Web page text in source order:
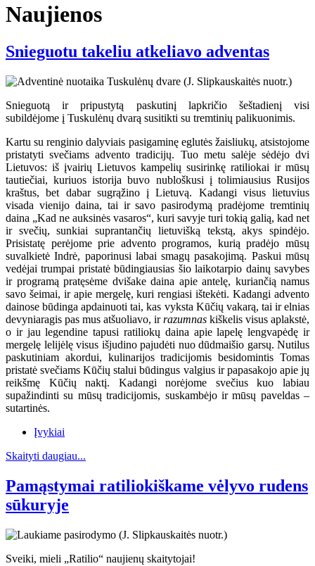
Naujienos
Snieguotu takeliu atkeliavo adventas
Snieguotą ir pripustytą paskutinį lapkričio šeštadienį visi
subildėjome į Tuskulėnų dvarą susitikti su tremtinių palikuonimis.
Kartu su renginio dalyviais pasigaminę eglutės žaisliukų, atsistojome
pristatyti svečiams advento tradicijų. Tuo metu salėje sėdėjo dvi
Lietuvos: iš įvairių Lietuvos kampelių susirinkę ratiliokai ir mūsų
tautiečiai, kuriuos istorija buvo nubloškusi į tolimiausius Rusijos
kraštus, bet dabar sugrąžino į Lietuvą. Kadangi visus lietuvius
visada vienijo daina, tai ir savo pasirodymą pradėjome tremtinių
daina „Kad ne auksinės vasaros“, kuri savyje turi tokią galią, kad net
ir svečių, sunkiai suprantančių lietuvišką tekstą, akys spindėjo.
Prisistatę perėjome prie advento programos, kurią pradėjo mūsų
suvalkietė Indrė, paporinusi labai smagų pasakojimą. Paskui mūsų
vedėjai trumpai pristatė būdingiausias šio laikotarpio dainų savybes
ir programą pratęsėme dvišake daina apie antelę, kuriančią namus
savo šeimai, ir apie mergelę, kuri rengiasi ištekėti. Kadangi advento
dainose būdinga apdainuoti tai, kas vyksta Kūčių vakarą, tai ir elnias
devyniaragis pas mus atšuoliavo, irrazumnas kiškelis visus aplakstė,
o ir jau legendine tapusi ratiliokų daina apie lapelę lengvapėdę ir
mergelę lelijėlę visus išjudino pajudėti nuo dūdmaišio garsų. Nutilus
paskutiniam akordui, kulinarijos tradicijomis besidomintis Tomas
pristatė svečiams Kūčių stalui būdingus valgius ir papasakojo apie jų
reikšmę Kūčių naktį. Kadangi norėjome svečius kuo labiau
supažindinti su mūsų tradicijomis, suskambėjo ir mūsų paveldas –
sutartinės.
Įvykiai
Skaityti daugiau...
Pamąstymai ratiliokiškame vėlyvo rudens
sūkuryje
Sveiki, mieli „Ratilio“ naujienų skaitytojai!